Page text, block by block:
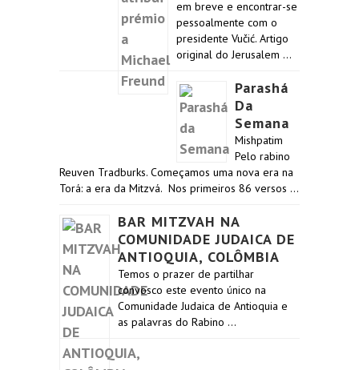
em breve e encontrar-se
pessoalmente com o
presidente Vučić. Artigo
original do Jerusalem …
Parashá
Da
Semana
Mishpatim
Pelo rabino
Reuven Tradburks. Começamos uma nova era na
Torá: a era da Mitzvá. Nos primeiros 86 versos …
BAR MITZVAH NA
COMUNIDADE JUDAICA DE
ANTIOQUIA, COLÔMBIA
Temos o prazer de partilhar
convosco este evento único na
Comunidade Judaica de Antioquia e
as palavras do Rabino …